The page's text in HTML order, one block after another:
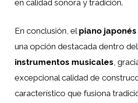
en calidad sonora y tradición.
En conclusión, el piano japonés
una opción destacada dentro
instrumentos musicales ,
excepcional calidad de
característico que fusiona